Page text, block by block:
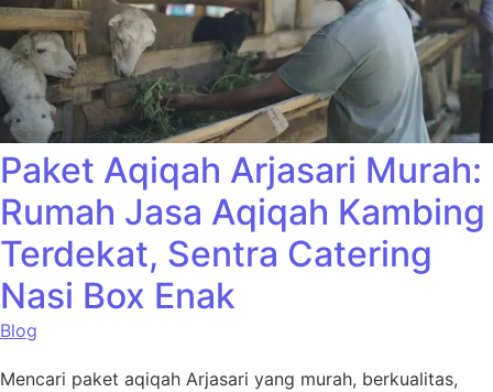
Paket Aqiqah Arjasari Murah:
Rumah Jasa Aqiqah Kambing
Terdekat, Sentra Catering
Nasi Box Enak
Blog
Mencari paket aqiqah Arjasari yang murah, berkualitas,